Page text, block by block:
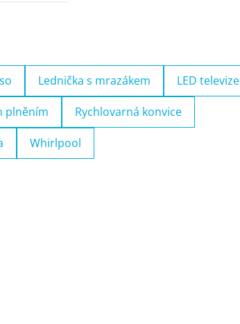
Lednička s mrazákem LED televize
plněním Rychlovarná konvice
Whirlpool